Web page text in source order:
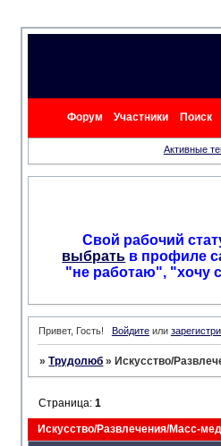
Форум Участники Поиск
Активные
Свой рабочий
выбрать в профиле
"не работаю", "хочу
Привет, Гость! Войдитеили
»Трудолюб »Искусство/
Искусство/Развлечения/Масс-
Страница:1